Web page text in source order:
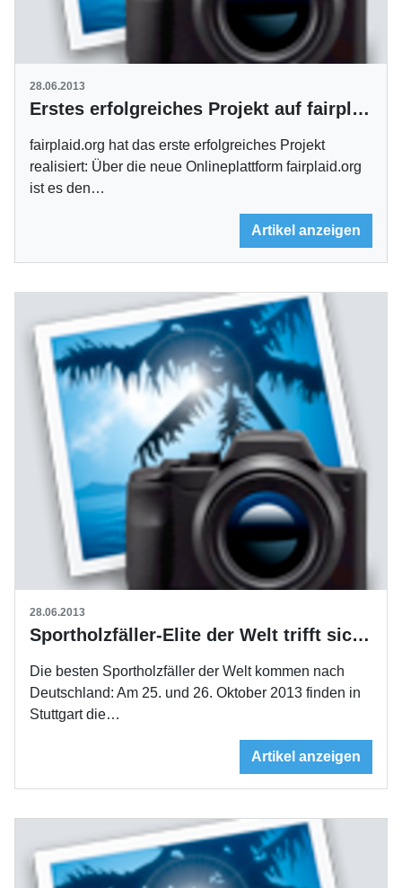
28.06.2013
Erstes erfolgreiches Projekt auf fairplaid.org
fairplaid.org hat das erste erfolgreiches Projekt
realisiert: Über die neue Onlineplattform fairplaid.org
ist es den…
Artikel anzeigen
28.06.2013
Sportholzfäller-Elite der Welt trifft sich im Oktober 2013 in Stuttgart
Die besten Sportholzfäller der Welt kommen nach
Deutschland: Am 25. und 26. Oktober 2013 finden in
Stuttgart die…
Artikel anzeigen